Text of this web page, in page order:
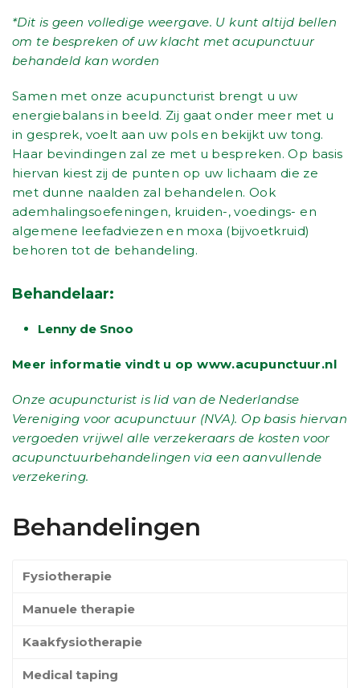
*Dit is geen volledige weergave. U kunt altijd bellen
om te bespreken of uw klacht met acupunctuur
behandeld kan worden
Samen met onze acupuncturist brengt u uw
energiebalans in beeld. Zij gaat onder meer met u
in gesprek, voelt aan uw pols en bekijkt uw tong.
Haar bevindingen zal ze met u bespreken. Op basis
hiervan kiest zij de punten op uw lichaam die ze
met dunne naalden zal behandelen. Ook
ademhalingsoefeningen, kruiden-, voedings- en
algemene leefadviezen en moxa (bijvoetkruid)
behoren tot de behandeling.
Behandelaar:
Lenny de Snoo
Meer informatie vindt u opwww.acupunctuur.nl
Onze acupuncturist is lid van de Nederlandse
Vereniging voor acupunctuur (NVA). Op basis hiervan
vergoeden vrijwel alle verzekeraars de kosten voor
acupunctuurbehandelingen via een aanvullende
verzekering.
Behandelingen
Fysiotherapie
Manuele therapie
Kaakfysiotherapie
Medical taping